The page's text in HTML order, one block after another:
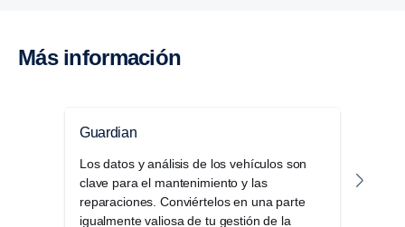
Más infor­ma­ción
Guardian
Los datos y análisis de los vehículos son
clave para el mantenimiento y las
reparaciones. Conviértelos en una parte
igualmente valiosa de tu gestión de la